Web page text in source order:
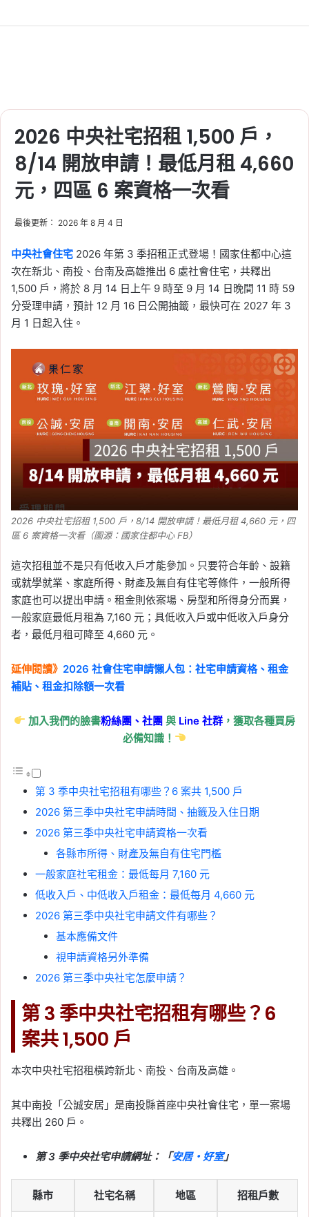
2026 中央社宅招租 1,500 戶，
8/14 開放申請！最低月租 4,660
元，四區 6 案資格一次看
最後更新： 2026 年 8 月 4 日
中央社會住宅 2026 年第 3 季招租正式登場！國家住都中心這
次在新北、南投、台南及高雄推出 6 處社會住宅，共釋出
1,500 戶，將於 8 月 14 日上午 9 時至 9 月 14 日晚間 11 時 59
分受理申請，預計 12 月 16 日公開抽籤，最快可在 2027 年 3
月 1 日起入住。
2026 中央社宅招租 1,500 戶，8/14 開放申請！最低月租 4,660 元，四
區 6 案資格一次看（圖源：國家住都中心 FB）
這次招租並不是只有低收入戶才能參加。只要符合年齡、設籍
或就學就業、家庭所得、財產及無自有住宅等條件，一般所得
家庭也可以提出申請。租金則依案場、房型和所得身分而異，
一般家庭最低月租為 7,160 元；具低收入戶或中低收入戶身分
者，最低月租可降至 4,660 元。
延伸閱讀》 2026 社會住宅申請懶人包：社宅申請資格、租金
補貼、租金扣除額一次看
加入我們的臉書粉絲團、社團與 Line社群 ，獲取各種買房
必備知識！
第 3 季中央社宅招租有哪些？6 案共 1,500 戶
2026 第三季中央社宅申請時間、抽籤及入住日期
2026 第三季中央社宅申請資格一次看
各縣市所得、財產及無自有住宅門檻
一般家庭社宅租金：最低每月 7,160 元
低收入戶、中低收入戶租金：最低每月 4,660 元
2026 第三季中央社宅申請文件有哪些？
基本應備文件
視申請資格另外準備
2026 第三季中央社宅怎麼申請？
第 3 季中央社宅招租有哪些？6
案共 1,500 戶
本次中央社宅招租橫跨新北、南投、台南及高雄。
其中南投「公誠安居」是南投縣首座中央社會住宅，單一案場
共釋出 260 戶。
第 3 季中央社宅申請網址：「安居・好室」
縣市 社宅名稱 地區 招租戶數